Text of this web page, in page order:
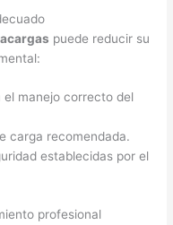
puede reducir su
manejo correcto del
carga recomendada.
establecidas por el
profesional